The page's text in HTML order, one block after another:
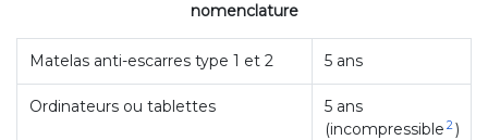
nomenclature​
Matelas anti-escarres type 1 et 2 5 ans
Ordinateurs ou tablettes
5 ans
(incompressible 2)